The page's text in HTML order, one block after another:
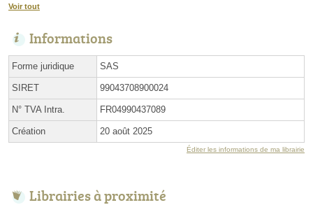
Voir tout
Informations
Forme juridique SAS
SIRET 99043708900024
N° TVA Intra. FR04990437089
Création 20 août 2025
Éditer les informations de ma librairie
Librairies à proximité